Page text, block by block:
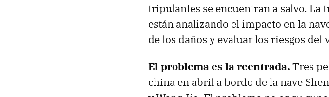
tripulantes se encuentran a salvo.
están analizando el impacto en la
de los daños y evaluar los riesgos del
El problema es la reentrada. Tres
china en abril a bordo de la nave